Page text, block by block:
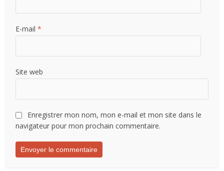
E-mail*
Site web
Enregistrer mon nom, mon e-mail et mon site dans le
navigateur pour mon prochain commentaire.